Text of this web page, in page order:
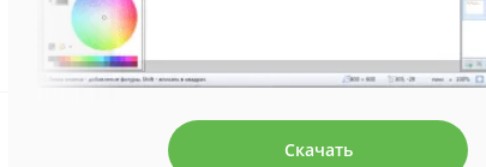
Скачать